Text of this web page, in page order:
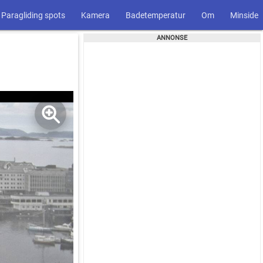
Paragliding spots Kamera Badetemperatur Om Minside